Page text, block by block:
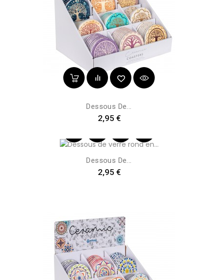
Dessous De...
Preis
2,95 €
Dessous De...
Preis
2,95 €